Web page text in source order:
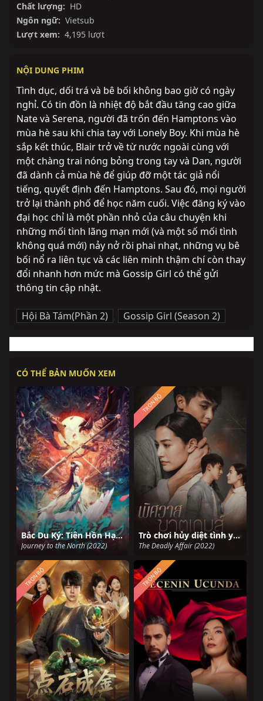
Chất lượng: HD
Ngôn ngữ: Vietsub
Lượt xem: 4,195 lượt
NỘI DUNG PHIM
Tình dục, dối trá và bê bối không bao giờ có ngày
nghỉ. Có tin đồn là nhiệt độ bắt đầu tăng cao giữa
Nate và Serena, người đã trốn đến Hamptons vào
mùa hè sau khi chia tay với Lonely Boy. Khi mùa hè
sắp kết thúc, Blair trở về từ nước ngoài cùng với
một chàng trai nóng bỏng trong tay và Dan, người
đã dành cả mùa hè để giúp đỡ một tác giả nổi
tiếng, quyết định đến Hamptons. Sau đó, mọi người
trở lại thành phố để học năm cuối. Việc đăng ký vào
đại học chỉ là một phần nhỏ của câu chuyện khi
những mối tình lãng mạn mới (và một số mối tình
không quá mới) nảy nở rồi phai nhạt, những vụ bê
bối nổ ra liên tục và các liên minh thậm chí còn thay
đổi nhanh hơn mức mà Gossip Girl có thể gửi
thông tin cập nhật.
Hội Bà Tám(Phần 2) , Gossip Girl (Season 2)
CÓ THỂ BẢN MUỐN XEM
Bắc Du Ký: Tiên Hồn Hạ Phàm
Journey to the North (2022)
Trò chơi hủy diệt tình yêu
The Deadly Affair (2022)
TRỌN BỘ
TRỌN BỘ TRỌN BỘ